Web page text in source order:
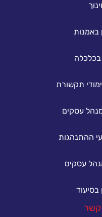
באמנות
בכלכלה
תקשורת
עסקים
ההתנהגות
עסקים
בסיעוד
קשר